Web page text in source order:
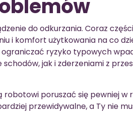
do odkurzania. Coraz
i komfort użytkowania na co
ryzyko typowych
jak i zderzeniami z
poruszać się pewniej w
przewidywalne, a Ty nie